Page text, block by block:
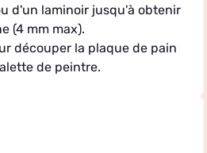
d'un laminoir jusqu'à obtenir
(4 mm max).
découper la plaque de pain
de peintre.